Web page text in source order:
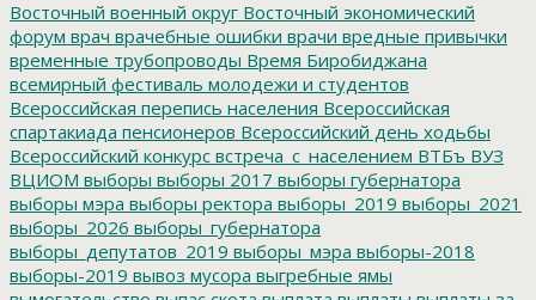
Восточный военный округ Восточный экономический
форум врач врачебные ошибки врачи вредные привычки
временные трубопроводы Время Биробиджана
всемирный фестиваль молодежи и студентов
Всероссийская перепись населения Всероссийская
спартакиада пенсионеров Всероссийский день ходьбы
Всероссийский конкурс встреча_с_населением ВТБъ ВУЗ
ВЦИОМ выборы выборы 2017 выборы губернатора
выборы мэра выборы ректора выборы_2019 выборы_2021
выборы_2026 выборы_губернатора
выборы_депутатов_2019 выборы_мэра выборы-2018
выборы-2019 вывоз мусора выгребные ямы